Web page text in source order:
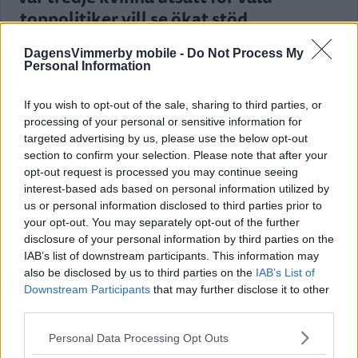
DagensVimmerby mobile - Do Not Process My
Personal Information
If you wish to opt-out of the sale, sharing to third parties, or
processing of your personal or sensitive information for
targeted advertising by us, please use the below opt-out
section to confirm your selection. Please note that after your
opt-out request is processed you may continue seeing
interest-based ads based on personal information utilized by
us or personal information disclosed to third parties prior to
your opt-out. You may separately opt-out of the further
disclosure of your personal information by third parties on the
IAB’s list of downstream participants. This information may
also be disclosed by us to third parties on the IAB’s List of
Downstream Participants that may further disclose it to other
Please note that this website/app uses one or more Google
Personal Data Processing Opt Outs
toppolitiker vill se ökat stöd
Kalmar län förlorar mandat i riksdagen
– lokala politikerna får extra tufft
POLITIK 19 juli 2026 12.00
Annons:
Malin Sjölander vill ha en tillgänglig